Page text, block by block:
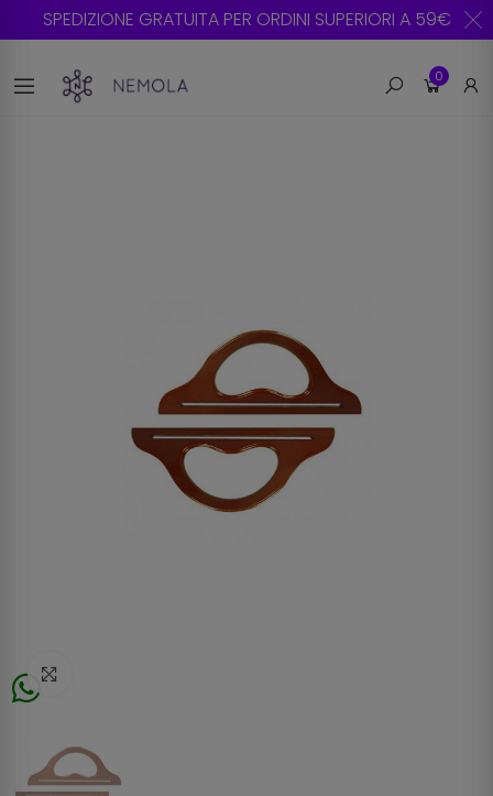
SPEDIZIONE GRATUITA PER ORDINI SUPERIORI A 59€
0